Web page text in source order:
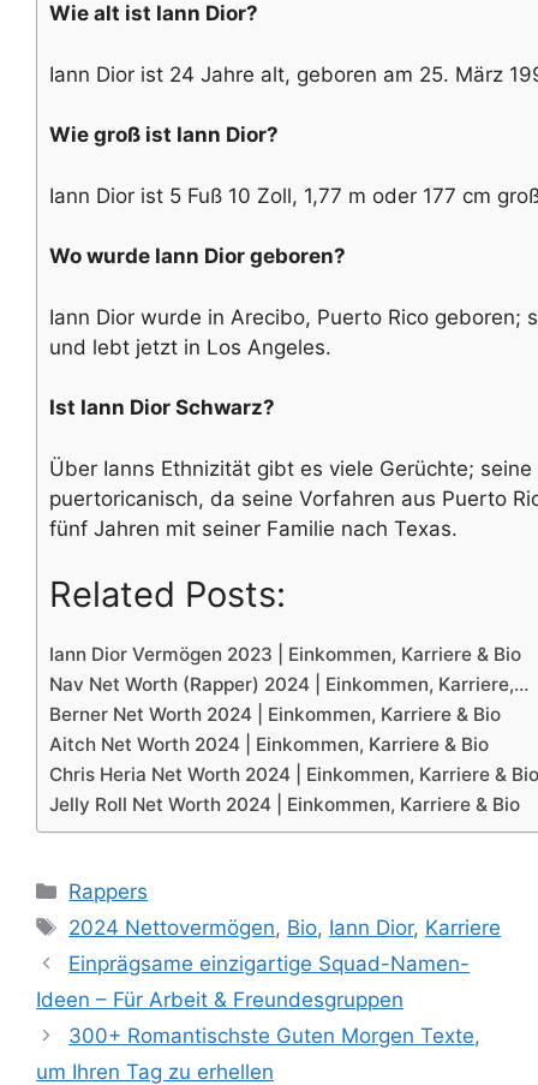
Wie alt ist Iann Dior?
Iann Dior ist 24 Jahre alt, geboren am 25. März
Wie groß ist Iann Dior?
Iann Dior ist 5 Fuß 10 Zoll, 1,77 m oder 177 cm
Wo wurde Iann Dior geboren?
Iann Dior wurde in Arecibo, Puerto Rico geboren;
und lebt jetzt in Los Angeles.
Ist Iann Dior Schwarz?
Über Ianns Ethnizität gibt es viele Gerüchte;
puertoricanisch, da seine Vorfahren aus Puerto
fünf Jahren mit seiner Familie nach Texas.
Related Posts:
Iann Dior Vermögen 2023 | Einkommen, Karriere & Bio
Nav Net Worth (Rapper) 2024 | Einkommen, Karriere,…
Berner Net Worth 2024 | Einkommen, Karriere & Bio
Aitch Net Worth 2024 | Einkommen, Karriere & Bio
Chris Heria Net Worth 2024 | Einkommen, Karriere & Bio
Jelly Roll Net Worth 2024 | Einkommen, Karriere & Bio
Categories
Rappers
Tags
2024 Nettovermögen, Bio, Iann Dior, Karriere
Einprägsame einzigartige Squad-Namen-
Ideen – Für Arbeit & Freundesgruppen
300+ Romantischste Guten Morgen Texte,
um Ihren Tag zu erhellen